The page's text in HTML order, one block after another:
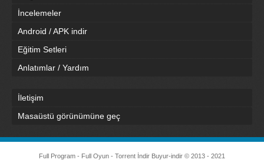
İncelemeler
Android / APK indir
Eğitim Setleri
Anlatımlar / Yardım
İletişim
Masaüstü görünümüne geç
Full Program - Full Oyun - Torrent İndir Buyur-indir © 2013 - 2021